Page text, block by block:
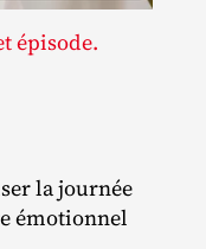
épisode.
la journée
émotionnel